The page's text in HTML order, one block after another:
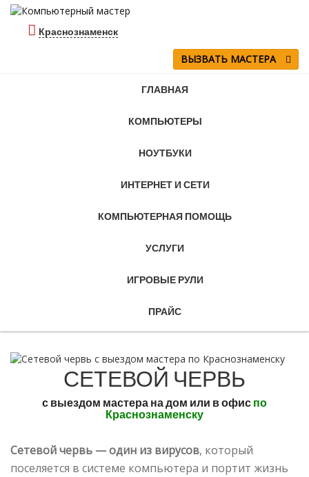
Краснознаменск
ВЫЗВАТЬ МАСТЕРА
ГЛАВНАЯ
КОМПЬЮТЕРЫ
НОУТБУКИ
ИНТЕРНЕТ И СЕТИ
КОМПЬЮТЕРНАЯ ПОМОЩЬ
УСЛУГИ
ИГРОВЫЕ РУЛИ
ПРАЙС
СЕТЕВОЙ ЧЕРВЬ
с выездом мастера на дом или в офис по
Краснознаменску
Сетевой червь — один из вирусов, который
поселяется в системе компьютера и портит жизнь